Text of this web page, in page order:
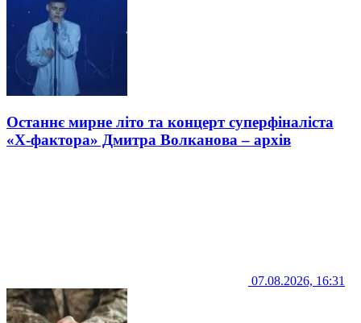
Останнє мирне літо та концерт суперфіналіста
«Х-фактора» Дмитра Волканова – архів
07.08.2026, 16:31